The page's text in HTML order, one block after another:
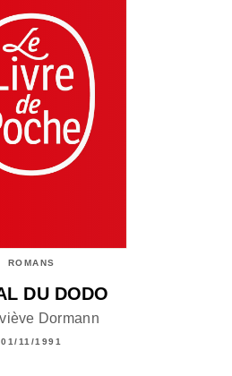
ROMANS
DU DODO
Dormann
01/11/1991